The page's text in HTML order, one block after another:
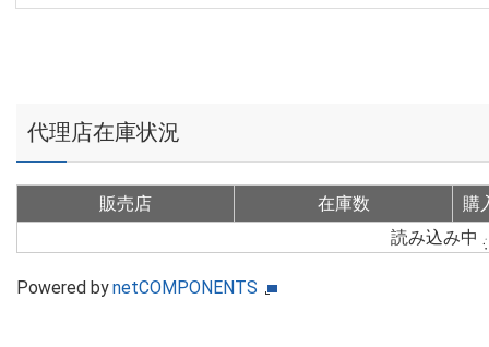
代理店在庫状況
販売店 在庫数
購
読み込み中
Powered bynetCOMPONENTS